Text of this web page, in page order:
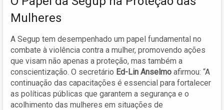
Mulheres
A Segup tem desempenhado um papel fundamental no
combate à violência contra a mulher, promovendo ações
que visam não apenas a proteção, mas também a
conscientização. O secretário Ed-Lin Anselmo afirmou: “A
continuação das capacitações é essencial para fortalecer
as políticas públicas que garantem a segurança e o
acolhimento das mulheres em situações de